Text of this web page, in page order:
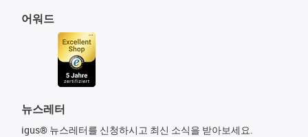
어워드
뉴스레터
igus® 뉴스레터를 신청하시고 최신 소식을 받아보세요.